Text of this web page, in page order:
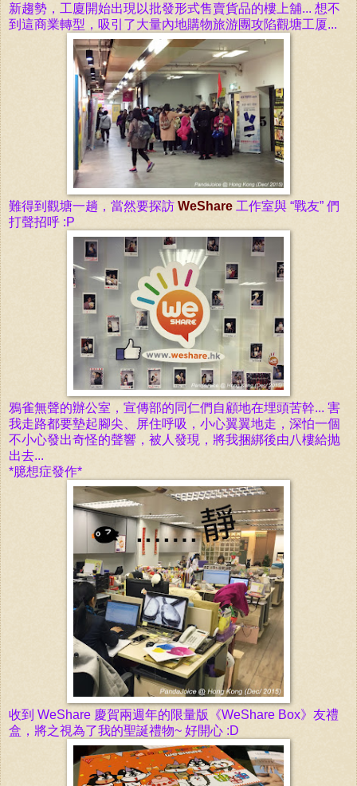
新趨勢 ， 工廈開始出現以批發形式售賣貨品的樓上舖... 想不
到這商業轉型，吸引了大量內地購物旅游團攻陷觀塘工厦...
難得到觀塘一趟，當然要探訪 WeShare 工作室與 “戰友” 們
打聲招呼 :P
鴉雀無聲的辦公室，宣傳部的同仁們 自顧地在埋頭苦幹... 害
我走路都要墊起腳尖、屏住呼吸，小心翼翼地走，深怕一個
不小心發出奇怪的聲響，被人發現，將我捆綁後由八樓給抛
出去...
*臆想症發作*
收到 WeShare 慶賀兩週年的限量版《WeShare Box》友禮
盒，將之視為了我的聖誕禮物~ 好開心 :D